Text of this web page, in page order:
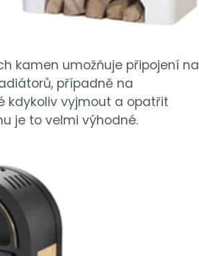
kamen umožňuje připojení na
případně na
kdykoliv vyjmout a opatřit
je to velmi výhodné.